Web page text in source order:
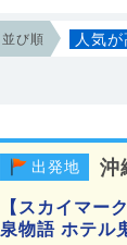
並び順 人気
出発地 沖
【スカイマー
泉物語 ホテル